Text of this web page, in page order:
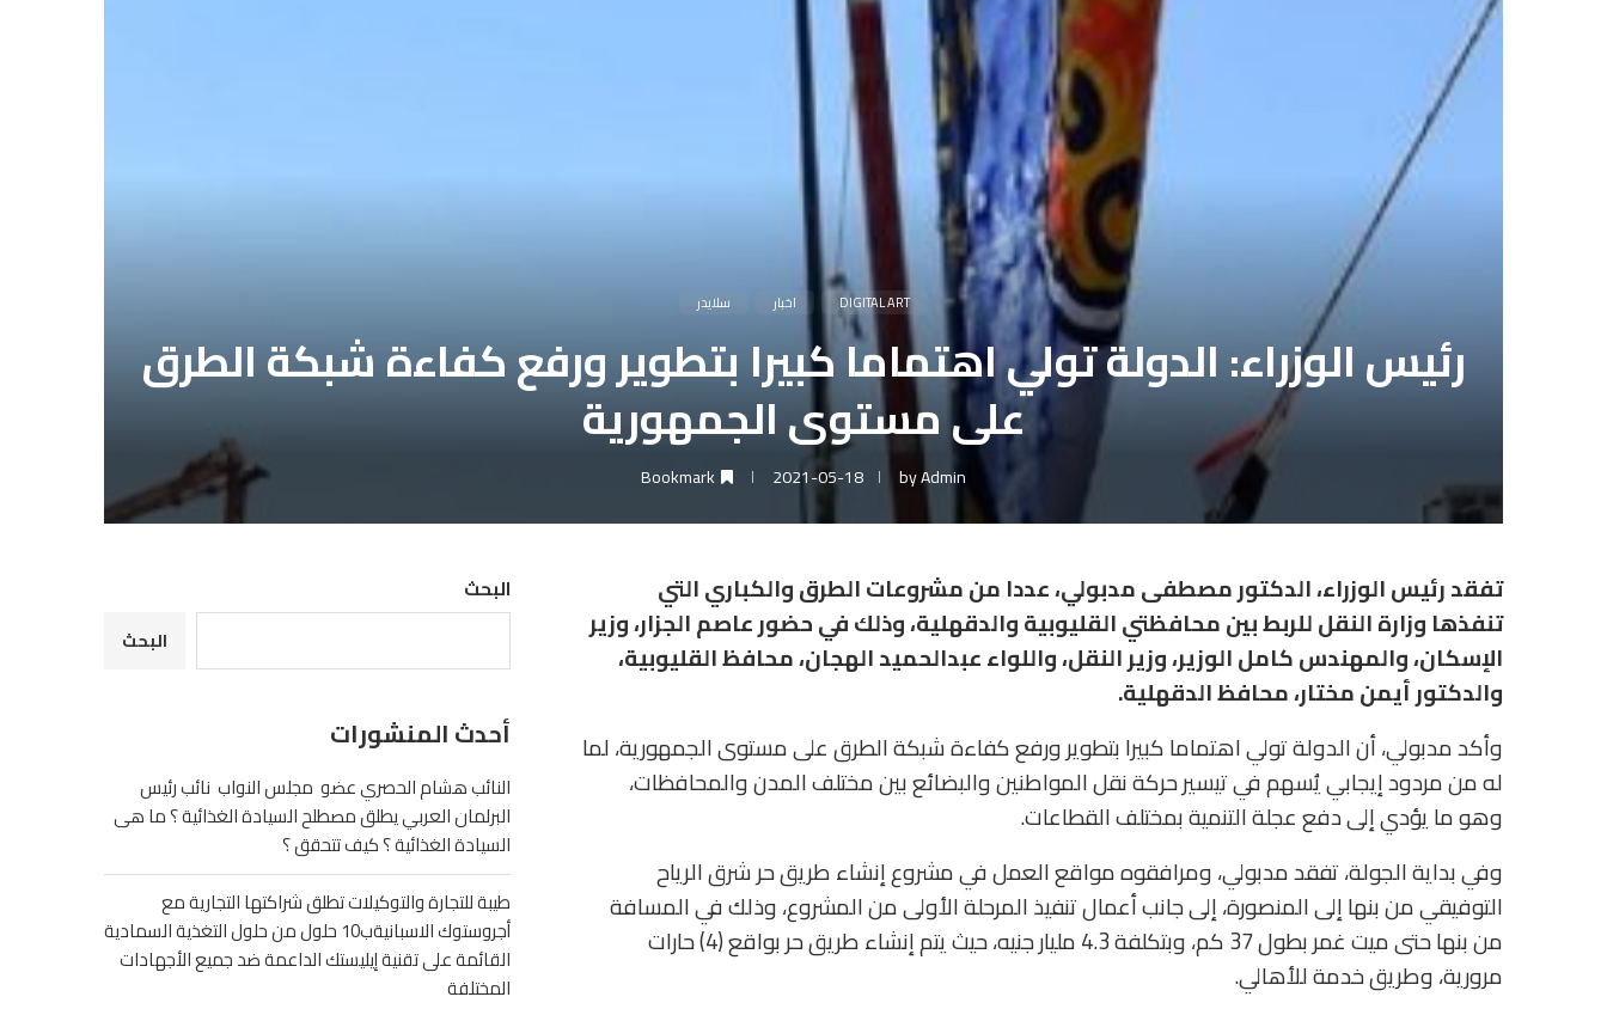
DIGITAL ART اخبار سلايدر
رئيس الوزراء: الدولة تولي اهتماما كبيرا بتطوير ورفع كفاءة شبكة الطرق
على مستوى الجمهورية
byAdmin
2021-05-18
Bookmark
تفقد رئيس الوزراء، الدكتور مصطفى مدبولي، عددا من مشروعات الطرق والكباري التي
تنفذها وزارة النقل للربط بين محافظتي القليوبية والدقهلية، وذلك في حضور عاصم الجزار، وزير
الإسكان، والمهندس كامل الوزير، وزير النقل، واللواء عبدالحميد الهجان، محافظ القليوبية،
والدكتور أيمن مختار، محافظ الدقهلية.
وأكد مدبولي، أن الدولة تولي اهتماما كبيرا بتطوير ورفع كفاءة شبكة الطرق على مستوى الجمهورية، لما
له من مردود إيجابي يُسهم في تيسير حركة نقل المواطنين والبضائع بين مختلف المدن والمحافظات،
وهو ما يؤدي إلى دفع عجلة التنمية بمختلف القطاعات.
وفي بداية الجولة، تفقد مدبولي، ومرافقوه مواقع العمل في مشروع إنشاء طريق حر شرق الرياح
التوفيقي من بنها إلى المنصورة، إلى جانب أعمال تنفيذ المرحلة الأولى من المشروع، وذلك في المسافة
من بنها حتى ميت غمر بطول 37 كم، وبتكلفة 4.3 مليار جنيه، حيث يتم إنشاء طريق حر بواقع (4) حارات
مرورية، وطريق خدمة للأهالي.
البحث
البحث
أحدث المنشورات
النائب هشام الحصري عضو مجلس النواب نائب رئيس
البرلمان العربي يطلق مصطلح السيادة الغذائية ؟ ما هى
السيادة الغذائية ؟ كيف تتحقق ؟
طيبة للتجارة والتوكيلات تطلق شراكتها التجارية مع
أجروستوك الاسبانيةب10 حلول من حلول التغذية السمادية
القائمة على تقنية إيليستك الداعمة ضد جميع الأجهادات
المختلفة